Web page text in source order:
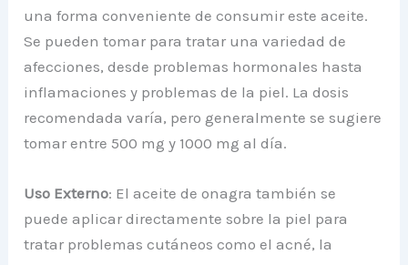
una forma conveniente de consumir este aceite.
Se pueden tomar para tratar una variedad de
afecciones, desde problemas hormonales hasta
inflamaciones y problemas de la piel. La dosis
recomendada varía, pero generalmente se sugiere
tomar entre 500 mg y 1000 mg al día.
Uso Externo: El aceite de onagra también se
puede aplicar directamente sobre la piel para
tratar problemas cutáneos como el acné, la